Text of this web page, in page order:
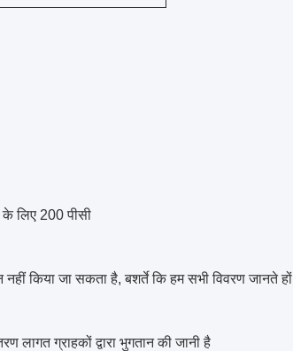
लिए 200 पीसी
किया जा सकता है, बशर्ते कि हम सभी विवरण जानते हों
लागत ग्राहकों द्वारा भुगतान की जानी है